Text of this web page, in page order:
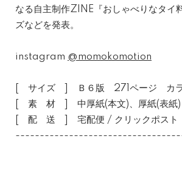
なる自主制作ZINE『おしゃべりなタイ
ズなどを発表。
instagram @momokomotion
[ サイズ ] Ｂ６版 271ページ カラ
[ 素 材 ] 中厚紙(本文)、厚紙(表紙)
[ 配 送 ] 宅配便 / クリックポスト